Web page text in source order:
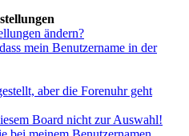
ändern?
mein Benutzername in der
aber die Forenuhr geht
Board nicht zur Auswahl!